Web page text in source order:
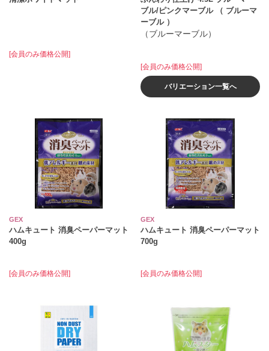
[会員のみ価格公開]
ブル/ピンクマーブル （ ブルーマ
ーブル ）
（ブルーマーブル）
[会員のみ価格公開]
バリエーション一覧へ
GEX
ハムキュート 消臭ペーパーマット
400g
[会員のみ価格公開]
GEX
ハムキュート 消臭ペーパーマット
700g
[会員のみ価格公開]